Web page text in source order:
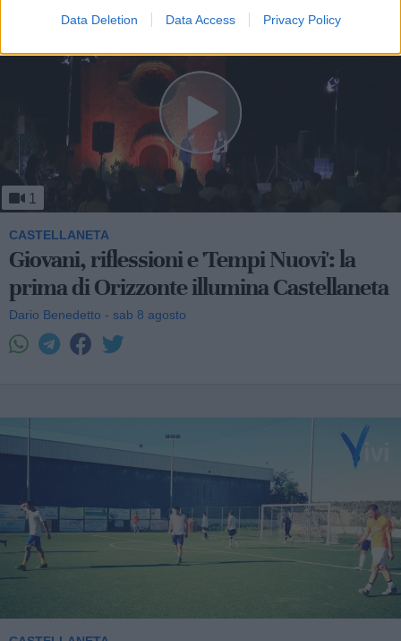
Data Deletion Data Access Privacy Policy
1
CASTELLANETA
Giovani, riflessioni e 'Tempi Nuovi': la
prima di Orizzonte illumina Castellaneta
Dario Benedetto - sab 8 agosto